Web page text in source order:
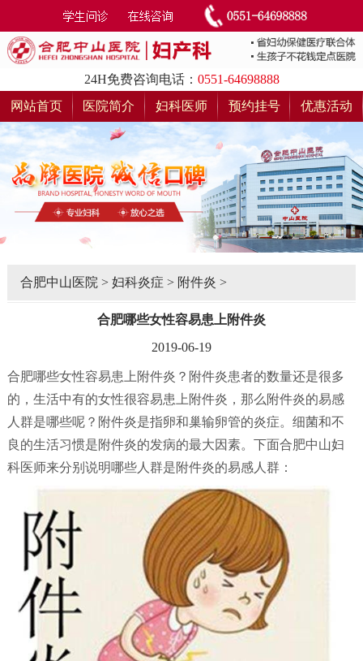
24H免费咨询电话： 0551-64698888
网站首页
医院简介 妇科医师 预约挂号 优惠活动
合肥中山医院 > 妇科炎症 > 附件炎 >
合肥哪些女性容易患上附件炎
2019-06-19
合肥哪些女性容易患上附件炎？附件炎患者的数量还是很多
的，生活中有的女性很容易患上附件炎，那么附件炎的易感
人群是哪些呢？附件炎是指卵和巢输卵管的炎症。细菌和不
良的生活习惯是附件炎的发病的最大因素。下面合肥中山妇
科医师来分别说明哪些人群是附件炎的易感人群：